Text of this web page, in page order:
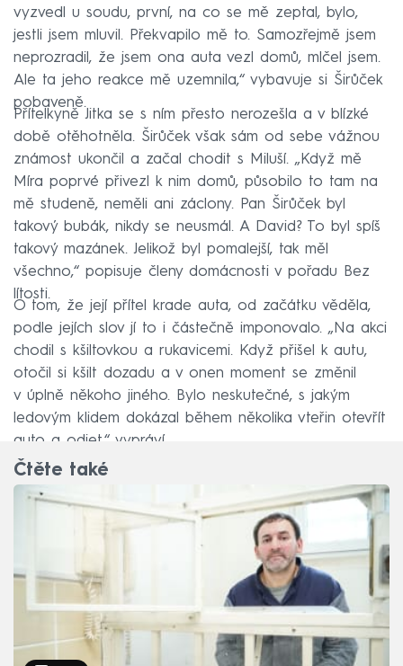
vyzvedl u soudu, první, na co se mě zeptal, bylo,
jestli jsem mluvil. Překvapilo mě to. Samozřejmě jsem
neprozradil, že jsem ona auta vezl domů, mlčel jsem.
Ale ta jeho reakce mě uzemnila,“ vybavuje si Širůček
pobaveně.
Přítelkyně Jitka se s ním přesto nerozešla a v blízké
době otěhotněla. Širůček však sám od sebe vážnou
známost ukončil a začal chodit s Miluší. „Když mě
Míra poprvé přivezl k nim domů, působilo to tam na
mě studeně, neměli ani záclony. Pan Širůček byl
takový bubák, nikdy se neusmál. A David? To byl spíš
takový mazánek. Jelikož byl pomalejší, tak měl
všechno,“ popisuje členy domácnosti v pořadu Bez
lítosti.
O tom, že její přítel krade auta, od začátku věděla,
podle jejích slov jí to i částečně imponovalo. „Na akci
chodil s kšiltovkou a rukavicemi. Když přišel k autu,
otočil si kšilt dozadu a v onen moment se změnil
v úplně někoho jiného. Bylo neskutečné, s jakým
ledovým klidem dokázal během několika vteřin otevřít
auto a odjet,“ vypráví.
Čtěte také